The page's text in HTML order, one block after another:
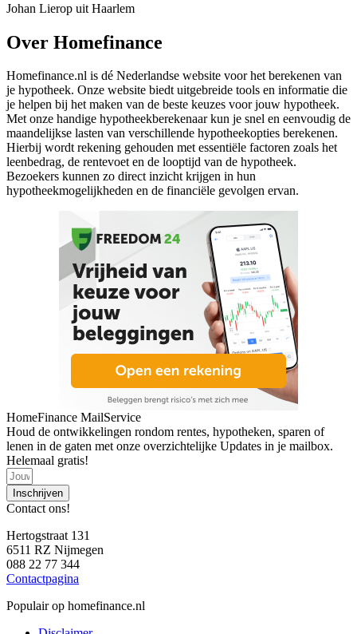
Johan Lierop uit Haarlem
Over Homefinance
Homefinance.nl is dé Nederlandse website voor het berekenen van
je hypotheek. Onze website biedt uitgebreide tools en informatie die
je helpen bij het maken van de beste keuzes voor jouw hypotheek.
Met onze handige hypotheekberekenaar kun je snel en eenvoudig de
maandelijkse lasten van verschillende hypotheekopties berekenen.
Hierbij wordt rekening gehouden met essentiële factoren zoals het
leenbedrag, de rentevoet en de looptijd van de hypotheek.
Bezoekers kunnen zo direct inzicht krijgen in hun
hypotheekmogelijkheden en de financiële gevolgen ervan.
HomeFinance MailService
Houd de ontwikkelingen rondom rentes, hypotheken, sparen of
lenen in de gaten met onze overzichtelijke Updates in je mailbox.
Helemaal gratis!
Inschrijven
Contact ons!
Hertogstraat 131
6511 RZ Nijmegen
088 22 77 344
Contactpagina
Populair op homefinance.nl